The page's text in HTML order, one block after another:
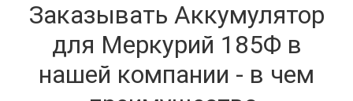
Заказывать Аккумулятор
для Меркурий 185Ф в
нашей компании - в чем